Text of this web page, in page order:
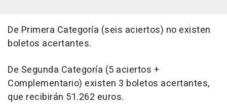
De Primera Categoría (seis aciertos) no existen
boletos acertantes.
De Segunda Categoría (5 aciertos +
Complementario) existen 3 boletos acertantes,
que recibirán 51.262 euros.